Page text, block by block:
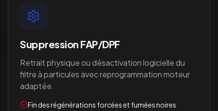
Suppression FAP/DPF
Retrait physique ou désactivation logicielle du
filtre à particules avec reprogrammation moteur
adaptée.
Fin des régénérations forcées et fumées noires